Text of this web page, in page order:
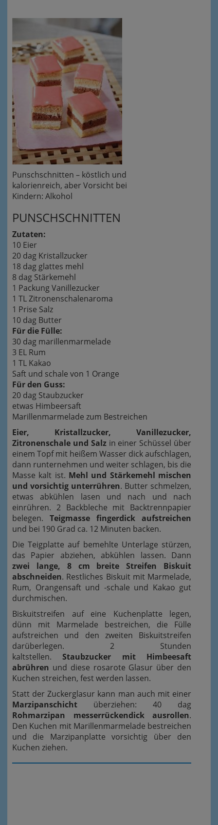
Punschschnitten – köstlich und
kalorienreich, aber Vorsicht bei
Kindern: Alkohol
PUNSCHSCHNITTEN
Zutaten:
10 Eier
20 dag Kristallzucker
18 dag glattes mehl
8 dag Stärkemehl
1 Packung Vanillezucker
1 TL Zitronenschalenaroma
1 Prise Salz
10 dag Butter
Für die Fülle:
30 dag marillenmarmelade
3 EL Rum
1 TL Kakao
Saft und schale von 1 Orange
Für den Guss:
20 dag Staubzucker
etwas Himbeersaft
Marillenmarmelade zum Bestreichen
Eier, Kristallzucker, Vanillezucker,
Zitronenschale und Salzin einer Schüssel über
einem Topf mit heißem Wasser dick aufschlagen,
dann runternehmen und weiter schlagen, bis die
Masse kalt ist. Mehl und Stärkemehl mischen
und vorsichtig unterrühren. Butter schmelzen,
etwas abkühlen lasen und nach und nach
einrühren. 2 Backbleche mit Backtrennpapier
belegen. Teigmasse fingerdick aufstreichen
und bei 190 Grad ca. 12 Minuten backen.
Die Teigplatte auf bemehlte Unterlage stürzen,
das Papier abziehen, abkühlen lassen. Dann
zwei lange, 8 cm breite Streifen Biskuit
abschneiden. Restliches Biskuit mit Marmelade,
Rum, Orangensaft und -schale und Kakao gut
durchmischen.
Biskuitstreifen auf eine Kuchenplatte legen,
dünn mit Marmelade bestreichen, die Fülle
aufstreichen und den zweiten Biskuitstreifen
darüberlegen. 2 Stunden
kaltstellen.Staubzucker mit Himbeesaft
abrühren und diese rosarote Glasur über den
Kuchen streichen, fest werden lassen.
Statt der Zuckerglasur kann man auch mit einer
Marzipanschicht überziehen: 40 dag
Rohmarzipan messerrückendick ausrollen.
Den Kuchen mit Marillenmarmelade bestreichen
und die Marzipanplatte vorsichtig über den
Kuchen ziehen.